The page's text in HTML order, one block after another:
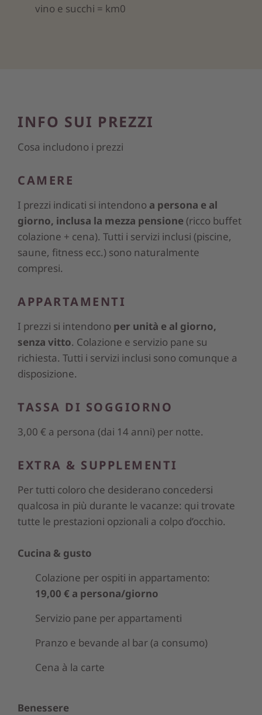
vino e succhi = km0
INFO SUI PREZZI
Cosa includono i prezzi
CAMERE
I prezzi indicati si intendono a persona e al
giorno, inclusa la mezza pensione (ricco buffet
colazione + cena). Tutti i servizi inclusi (piscine,
saune, fitness ecc.) sono naturalmente
compresi.
APPARTAMENTI
I prezzi si intendono per unità e al giorno,
senza vitto. Colazione e servizio pane su
richiesta. Tutti i servizi inclusi sono comunque a
disposizione.
TASSA DI SOGGIORNO
3,00 € a persona (dai 14 anni) per notte.
EXTRA & SUPPLEMENTI
Per tutti coloro che desiderano concedersi
qualcosa in più durante le vacanze: qui trovate
tutte le prestazioni opzionali a colpo d’occhio.
Cucina & gusto
Colazione per ospiti in appartamento:
19,00 € a persona/giorno
Servizio pane per appartamenti
Pranzo e bevande al bar (a consumo)
Cena à la carte
Benessere